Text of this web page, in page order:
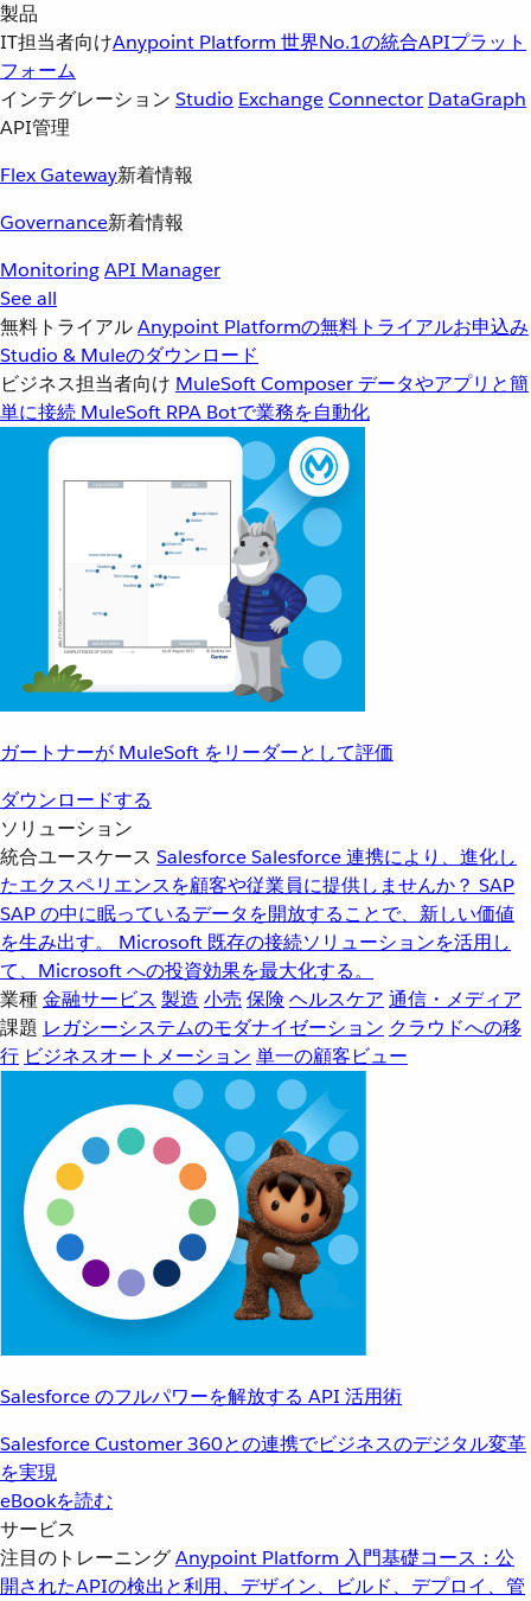
製品
IT担当者向けAnypoint Platform 世界No.1の統合APIプラット
フォーム
インテグレーション Studio ExchangeConnector DataGraph
API管理
Flex Gateway新着情報
Governance新着情報
MonitoringAPI Manager
See all
無料トライアルAnypoint Platformの無料トライアルお申込み
Studio & Muleのダウンロード
ビジネス担当者向け MuleSoft Composer データやアプリと簡
単に接続 MuleSoft RPA Botで業務を自動化
ガートナーが MuleSoft をリーダーとして評価
ダウンロードする
ソリューション
統合ユースケース SalesforceSalesforce 連携により、進化し
たエクスペリエンスを顧客や従業員に提供しませんか？ SAP
SAP の中に眠っているデータを開放することで、新しい価値
を生み出す。
Microsoft 既存の接続ソリューションを活用し
て、Microsoft への投資効果を最大化する。
業種金融サービス 製造 小売 保険 ヘルスケア 通信・メディア
課題 レガシーシステムのモダナイゼーション クラウドへの移
行 ビジネスオートメーション 単一の顧客ビュー
Salesforce のフルパワーを解放する API 活用術
Salesforce Customer 360との連携でビジネスのデジタル変革
を実現
eBookを読む
サービス
注目のトレーニングAnypoint Platform 入門基礎コース：公
開されたAPIの検出と利用、デザイン、ビルド、デプロイ、管